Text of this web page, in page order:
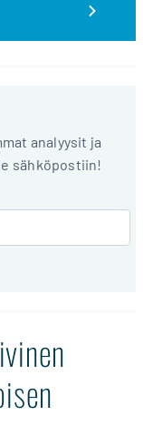
analyysit ja
sähköpostiin!